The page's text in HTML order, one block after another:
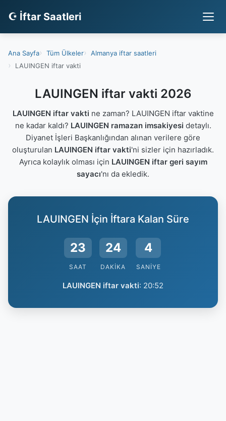
☪ İftar Saatleri
Ana Sayfa Tüm Ülkeler
Almanya iftar saatleri
LAUINGEN iftar vakti
LAUINGEN iftar vakti 2026
LAUINGEN iftar vakti ne zaman? LAUINGEN iftar vaktine
ne kadar kaldı? LAUINGEN ramazan imsakiyesi detaylı.
Diyanet İşleri Başkanlığından alınan verilere göre
oluşturulan LAUINGEN iftar vakti'ni sizler için hazırladık.
Ayrıca kolaylık olması için LAUINGEN iftar geri sayım
sayacı'nı da ekledik.
LAUINGEN İçin İftara Kalan Süre
23
SAAT
24
DAKIKA
3
SANIYE
LAUINGEN iftar vakti: 20:52